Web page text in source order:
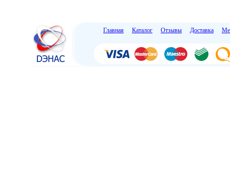
Главная Каталог Отзывы Доставка